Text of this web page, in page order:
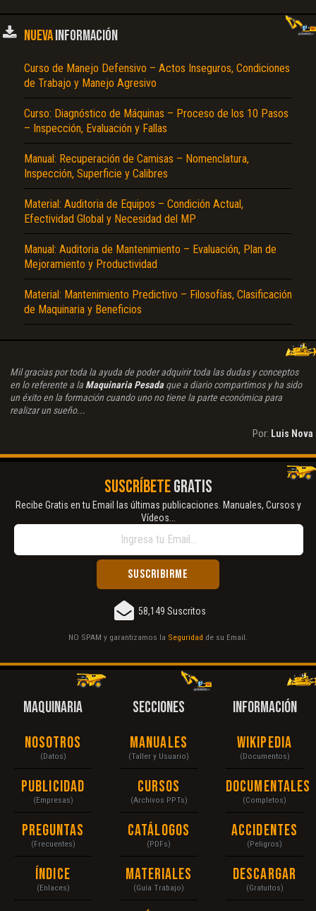
NUEVAINFORMACIÓN
Curso de Manejo Defensivo – Actos Inseguros, Condiciones
de Trabajo y Manejo Agresivo
Curso: Diagnóstico de Máquinas – Proceso de los 10 Pasos
– Inspección, Evaluación y Fallas
Manual: Recuperación de Camisas – Nomenclatura,
Inspección, Superficie y Calibres
Material: Auditoria de Equipos – Condición Actual,
Efectividad Global y Necesidad del MP
Manual: Auditoria de Mantenimiento – Evaluación, Plan de
Mejoramiento y Productividad
Material: Mantenimiento Predictivo – Filosofías, Clasificación
de Maquinaria y Beneficios
Mil gracias por toda la ayuda de poder adquirir toda las dudas y conceptos
en lo referente a la Maquinaria Pesadaque a diario compartimos y ha sido
un éxito en la formación cuando uno no tiene la parte económica para
realizar un sueño...
Por: Luis Nova
SUSCRÍBETEGRATIS
Recibe Gratis en tu Email las últimas publicaciones. Manuales, Cursos y
Vídeos...
58,149 Suscritos
NO SPAM y garantizamos la Seguridad de su Email.
MAQUINARIA
Nosotros
(Datos)
Publicidad
(Empresas)
Preguntas
(Frecuentes)
Índice
(Enlaces)
SECCIONES
Manuales
(Taller y Usuario)
Cursos
(Archivos PPTs)
Catálogos
(PDFs)
Materiales
(Guía Trabajo)
INFORMACIÓN
Wikipedia
(Documentos)
Documentales
(Completos)
Accidentes
(Peligros)
Descargar
(Gratuitos)